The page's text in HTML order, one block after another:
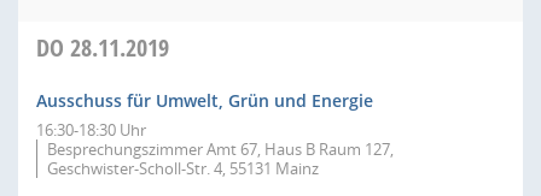
DO 28.11.2019
Ausschuss für Umwelt, Grün und Energie
16:30-18:30 Uhr
Besprechungszimmer Amt 67, Haus B Raum 127,
Geschwister-Scholl-Str. 4, 55131 Mainz